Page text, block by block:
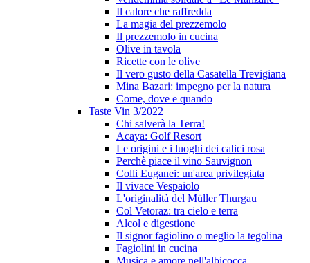
Il calore che raffredda
La magia del prezzemolo
Il prezzemolo in cucina
Olive in tavola
Ricette con le olive
Il vero gusto della Casatella Trevigiana
Mina Bazari: impegno per la natura
Come, dove e quando
Taste Vin 3/2022
Chi salverà la Terra!
Acaya: Golf Resort
Le origini e i luoghi dei calici rosa
Perchè piace il vino Sauvignon
Colli Euganei: un'area privilegiata
Il vivace Vespaiolo
L'originalità del Müller Thurgau
Col Vetoraz: tra cielo e terra
Alcol e digestione
Il signor fagiolino o meglio la tegolina
Fagiolini in cucina
Musica e amore nell'albicocca